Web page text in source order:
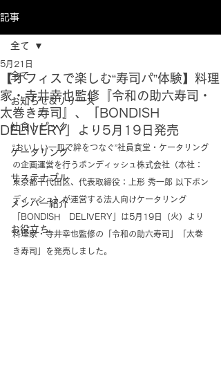
記事
全て
お知らせ&リリース
社食トピック
ケータリング
サステナブル
メンバー紹介
お役立ち
全て
【オフィスで楽しむ“寿司パ”体験】料理
家・寺井幸也監修『令和の助六寿司・
太巻き寿司』、「BONDISH
DELIVERY」より5月19日発売
5月21日
“おいしい一皿で絆をつなぐ”社員食堂・ケータリング
の企画運営を行うボンディッシュ株式会社（本社：
東京都千代田区、代表取締役：上形 秀一郎 以下ボン
ディッシュ）が運営する法人向けケータリング
「BONDISH　DELIVERY」は5月19日（火）より
料理家・寺井幸也監修の「令和の助六寿司」「太巻
き寿司」を発売しました。